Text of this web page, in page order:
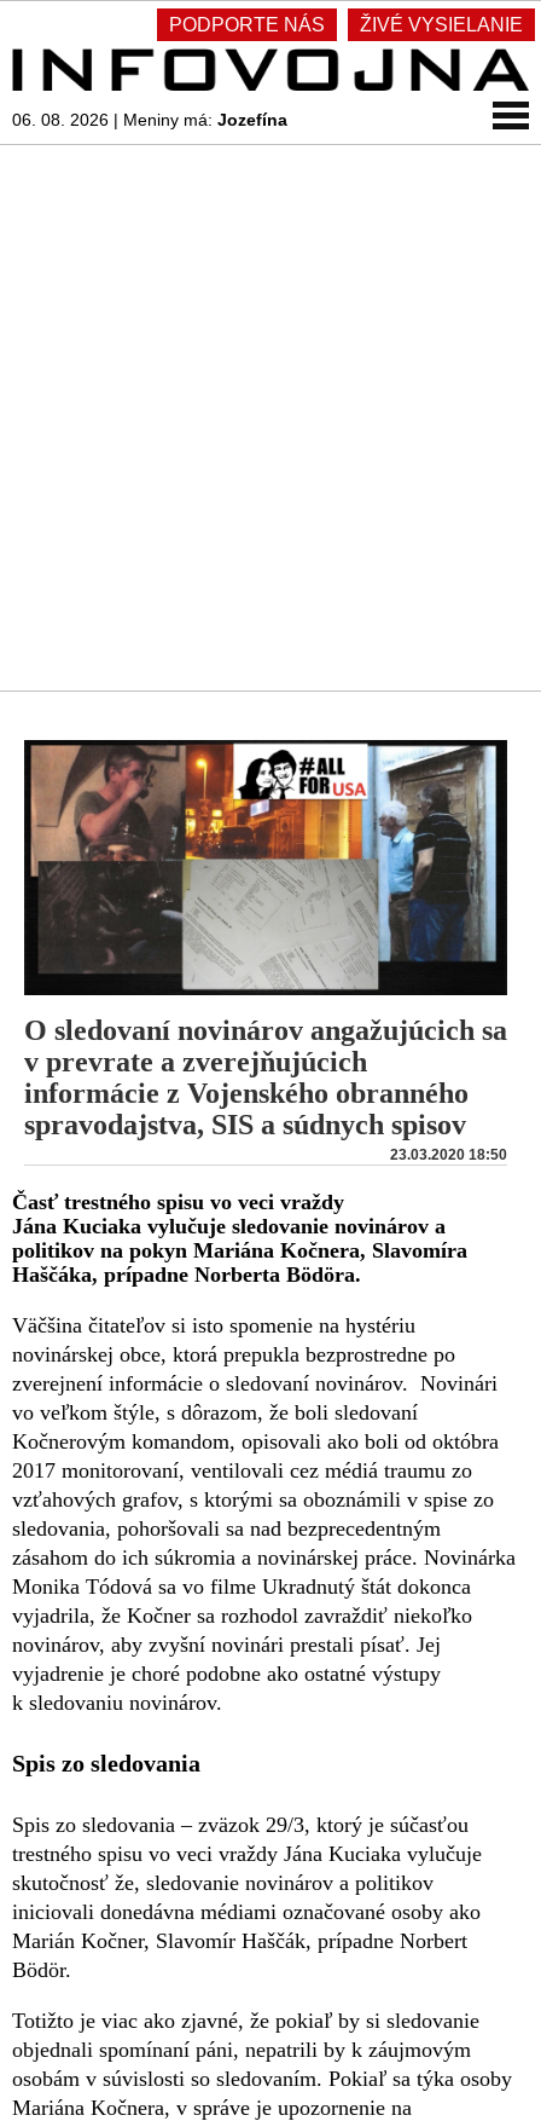
PODPORTE NÁS ŽIVÉ VYSIELANIE
06. 08. 2026 | Meniny má: Jozefína
O sledovaní novinárov angažujúcich sa
v prevrate a zverejňujúcich
informácie z Vojenského obranného
spravodajstva, SIS a súdnych spisov
23.03.2020 18:50
Časť trestného spisu vo veci vraždy
Jána Kuciaka vylučuje sledovanie novinárov a
politikov na pokyn Mariána Kočnera, Slavomíra
Haščáka, prípadne Norberta Bödöra.
Väčšina čitateľov si isto spomenie na hystériu
novinárskej obce, ktorá prepukla bezprostredne po
zverejnení informácie o sledovaní novinárov. Novinári
vo veľkom štýle, s dôrazom, že boli sledovaní
Kočnerovým komandom, opisovali ako boli od októbra
2017 monitorovaní, ventilovali cez médiá traumu zo
vzťahových grafov, s ktorými sa oboznámili v spise zo
sledovania, pohoršovali sa nad bezprecedentným
zásahom do ich súkromia a novinárskej práce. Novinárka
Monika Tódová sa vo filme Ukradnutý štát dokonca
vyjadrila, že Kočner sa rozhodol zavraždiť niekoľko
novinárov, aby zvyšní novinári prestali písať. Jej
vyjadrenie je choré podobne ako ostatné výstupy
k sledovaniu novinárov.
Spis zo sledovania
Spis zo sledovania – zväzok 29/3, ktorý je súčasťou
trestného spisu vo veci vraždy Jána Kuciaka vylučuje
skutočnosť že, sledovanie novinárov a politikov
iniciovali donedávna médiami označované osoby ako
Marián Kočner, Slavomír Haščák, prípadne Norbert
Bödör.
Totižto je viac ako zjavné, že pokiaľ by si sledovanie
objednali spomínaní páni, nepatrili by k záujmovým
osobám v súvislosti so sledovaním. Pokiaľ sa týka osoby
Mariána Kočnera, v správe je upozornenie na